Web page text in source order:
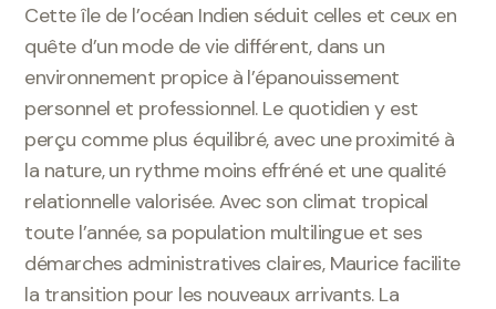
Cette île de l’océan Indien séduit celles et ceux en
quête d’un mode de vie différent, dans un
environnement propice à l’épanouissement
personnel et professionnel. Le quotidien y est
perçu comme plus équilibré, avec une proximité à
la nature, un rythme moins effréné et une qualité
relationnelle valorisée. Avec son climat tropical
toute l’année, sa population multilingue et ses
démarches administratives claires, Maurice facilite
la transition pour les nouveaux arrivants. La